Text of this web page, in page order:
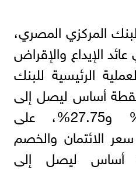
المركزي المصري،
الإيداع والإقراض
الرئيسية للبنك
بواقع 600 نقطة أساس ليصل إلى
27.25%، 28.25% و27.75%، على
الائتمان والخصم
نقطة أساس ليصل إلى